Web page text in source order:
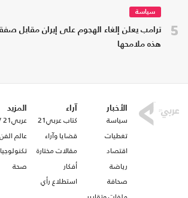
5
سياسة
ترامب يعلن إلغاء الهجوم على إيران مقابل
هذه ملامحها
الأخبار
سياسة
تغطيات
اقتصاد
رياضة
صحافة
آراء
كتاب عربي21
قضايا وآراء
مقالات مختارة
أفكار
استطلاع رأي
المزيد
عربي21 TV
عالم الفن
تكنولوجيا
صحة